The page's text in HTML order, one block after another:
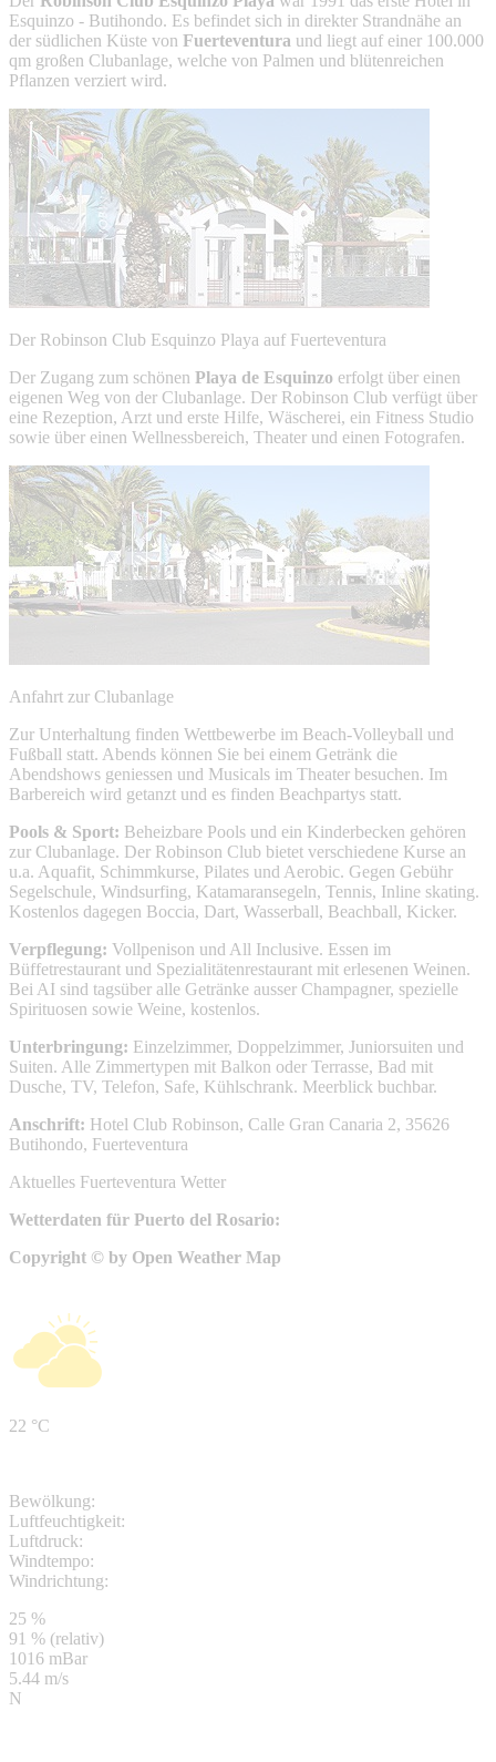
Esquinzo - Butihondo. Es befindet sich in direkter Strandnähe an
der südlichen Küste von Fuerteventura und liegt auf einer 100.000
qm großen Clubanlage, welche von Palmen und blütenreichen
Pflanzen verziert wird.
Der Robinson Club Esquinzo Playa auf Fuerteventura
Der Zugang zum schönen Playa de Esquinzo erfolgt über einen
eigenen Weg von der Clubanlage. Der Robinson Club verfügt über
eine Rezeption, Arzt und erste Hilfe, Wäscherei, ein Fitness Studio
sowie über einen Wellnessbereich, Theater und einen Fotografen.
Anfahrt zur Clubanlage
Zur Unterhaltung finden Wettbewerbe im Beach-Volleyball und
Fußball statt. Abends können Sie bei einem Getränk die
Abendshows geniessen und Musicals im Theater besuchen. Im
Barbereich wird getanzt und es finden Beachpartys statt.
Pools & Sport: Beheizbare Pools und ein Kinderbecken gehören
zur Clubanlage. Der Robinson Club bietet verschiedene Kurse an
u.a. Aquafit, Schimmkurse, Pilates und Aerobic. Gegen Gebühr
Segelschule, Windsurfing, Katamaransegeln, Tennis, Inline skating.
Kostenlos dagegen Boccia, Dart, Wasserball, Beachball, Kicker.
Verpflegung: Vollpenison und All Inclusive. Essen im
Büffetrestaurant und Spezialitätenrestaurant mit erlesenen Weinen.
Bei AI sind tagsüber alle Getränke ausser Champagner, spezielle
Spirituosen sowie Weine, kostenlos.
Unterbringung: Einzelzimmer, Doppelzimmer, Juniorsuiten und
Suiten. Alle Zimmertypen mit Balkon oder Terrasse, Bad mit
Dusche, TV, Telefon, Safe, Kühlschrank. Meerblick buchbar.
Anschrift: Hotel Club Robinson, Calle Gran Canaria 2, 35626
Butihondo, Fuerteventura
Aktuelles Fuerteventura Wetter
Wetterdaten für Puerto del Rosario:
Copyright © by Open Weather Map
22 °C
Bewölkung:
Luftfeuchtigkeit:
Luftdruck:
Windtempo:
Windrichtung:
25 %
91 % (relativ)
1016 mBar
5.44 m/s
N